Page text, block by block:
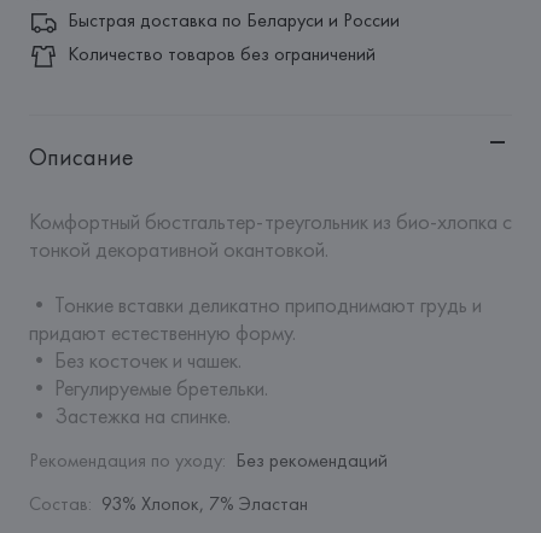
Быстрая доставка по Беларуси и России
Количество товаров без ограничений
Описание
Комфортный бюстгальтер-треугольник из био-хлопка с
тонкой декоративной окантовкой.
• Тонкие вставки деликатно приподнимают грудь и
придают естественную форму.
• Без косточек и чашек.
• Регулируемые бретельки.
• Застежка на спинке.
Рекомендация по уходу: Без рекомендаций
Состав: 93% Хлопок, 7% Эластан